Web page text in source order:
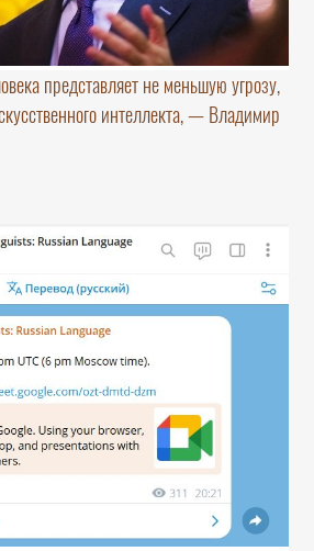
представляет не меньшую угрозу,
интеллекта, — Владимир